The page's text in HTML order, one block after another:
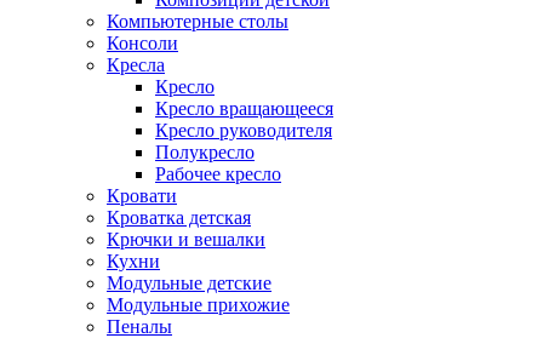
Компьютерные столы
Консоли
Кресла
Кресло
Кресло вращающееся
Кресло руководителя
Полукресло
Рабочее кресло
Кровати
Кроватка детская
Крючки и вешалки
Кухни
Модульные детские
Модульные прихожие
Пеналы